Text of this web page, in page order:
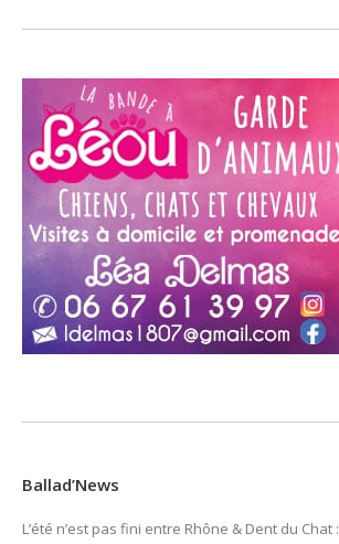
Ballad’News
L’été n’est pas fini entre Rhône & Dent du Chat